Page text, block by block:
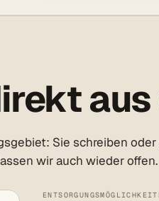
Sie schreiben
wir auch wieder offen.